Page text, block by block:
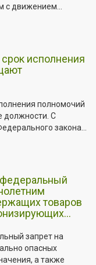
с движением...
исполнения
полномочий
C
закона...
федеральный
товаров
запрет на
опасных
а также